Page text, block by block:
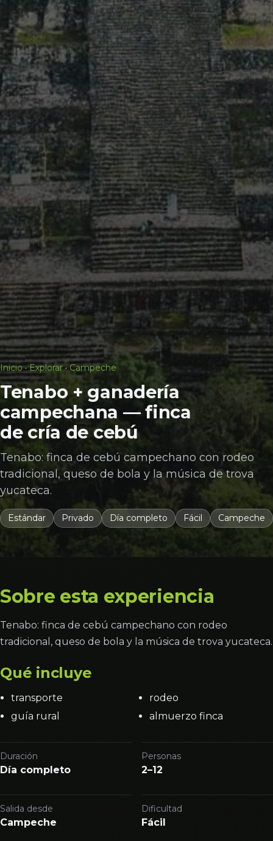
Inicio·Explorar·Campeche
Tenabo + ganadería
campechana — finca
de cría de cebú
Tenabo: finca de cebú campechano con rodeo
tradicional, queso de bola y la música de trova
yucateca.
Estándar Privado Día completo Fácil Campeche
Sobre esta experiencia
Tenabo: finca de cebú campechano con rodeo
tradicional, queso de bola y la música de trova yucateca.
Qué incluye
transporte
guía rural
rodeo
almuerzo finca
Duración
Día completo
Personas
2–12
Salida desde
Campeche
Dificultad
Fácil